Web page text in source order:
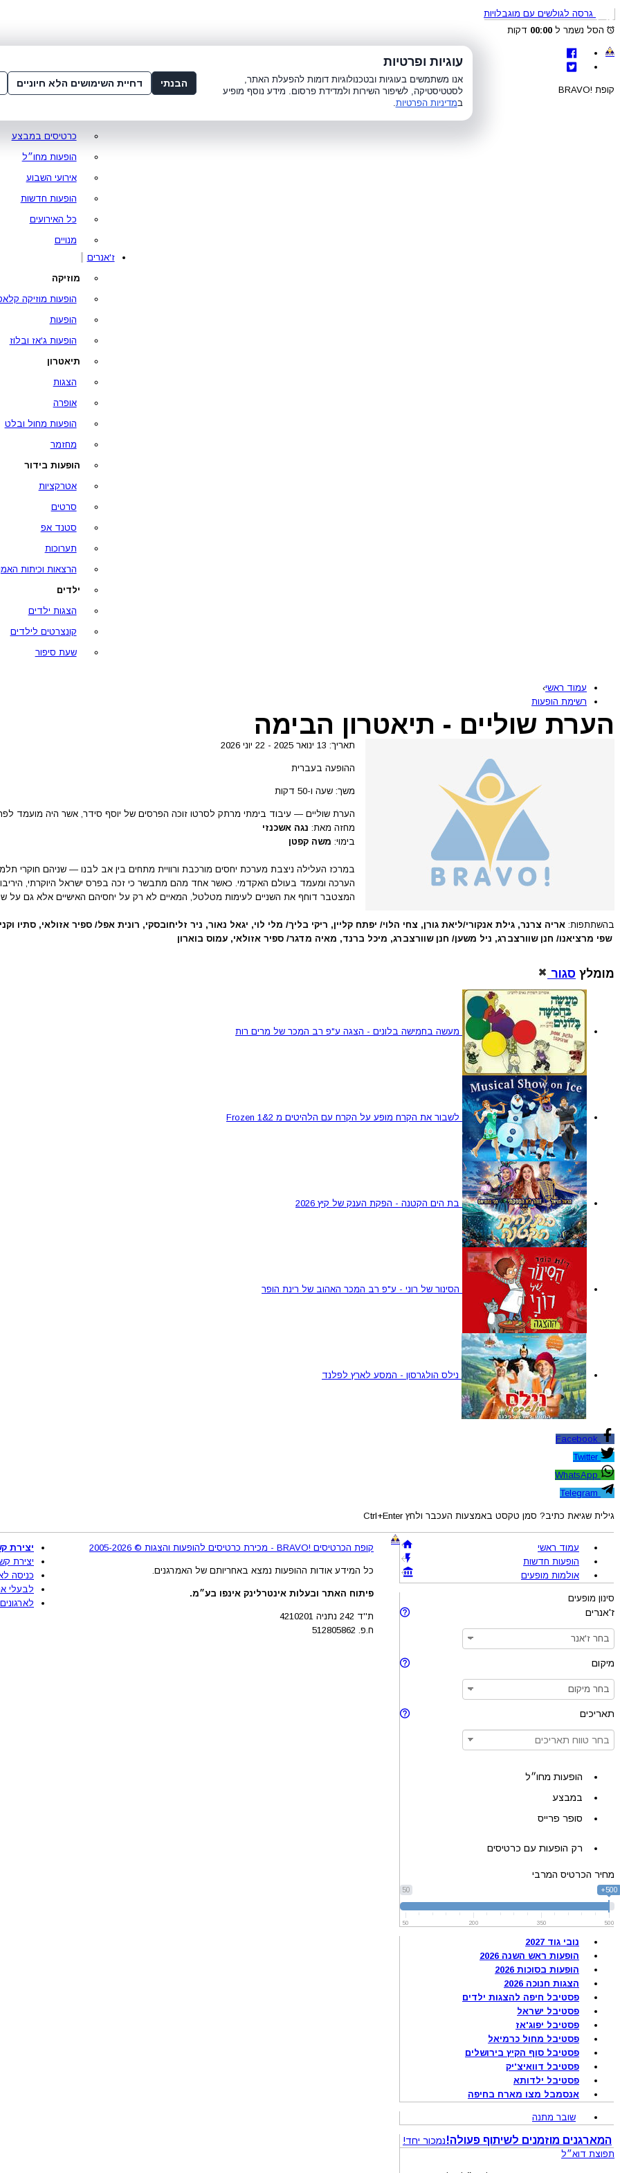
גרסה לגולשים עם מוגבלויות
הסל נשמר ל 00:00 דקות
קופת !BRAVO
עמוד ראשי
סופר פרייס
כרטיסים במבצע
הופעות מחו״ל
אירועי השבוע
הופעות חדשות
כל האירועים
מנויים
ז'אנרים
מוזיקה
הופעות מוזיקה
הופעות
הופעות ג'אז ובלוז
תיאטרון
הצגות
אופרה
הופעות מחול ובלט
מחזמר
הופעות בידור
אטרקציות
סרטים
סטנד אפ
תערוכות
הרצאות וכיתות
ילדים
הצגות ילדים
קונצרטים לילדים
שעת סיפור
עמוד ראשי›
רשימת הופעות
הערת שוליים - תיאטרון הבימה
תאריך: 13 ינואר 2025 - 22 יוני 2026
ההופעה בעברית
משך: שעה ו-50 דקות
הערת שוליים — עיבוד בימתי מרתק לסרטו זוכה הפרסים של יוסף סידר, אשר היה מועמד
מחזה מאת: נגה אשכנזי
בימוי: משה קפטן
במרכז העלילה ניצבת מערכת יחסים מורכבת ורוויית מתחים בין אב לבנו — שניהם
הערכה ומעמד בעולם האקדמי. כאשר אחד מהם מתבשר כי זכה בפרס ישראל היוקרתי,
המצטבר דוחף את השניים לעימות מטלטל, המאיים לא רק על יחסיהם האישיים אלא גם על
בהשתתפות: אריה צרנר, גילת אנקורי/ליאת גורן, צחי הלוי/ יפתח קליין, ריקי בליך/ מלי לוי, יגאל נאור, ניר זליחובסקי, רונית אפל/ ספיר אזולאי, סתיו
שפי מרציאנו/ חנן שוורצברג, ניל משען/ חנן שוורצברג, מיכל ברנד, מאיה מדגר/ ספיר אזולאי, עמוס בוארון​
מומלץ סגור
מעשה בחמישה בלונים - הצגה ע"פ רב המכר של מרים רות
לשבור את הקרח מופע על הקרח עם הלהיטים מ Frozen 1&2
בת הים הקטנה - הפקת הענק של קיץ 2026
הסינור של רוני - ע"פ רב המכר האהוב של רינת הופר
נילס הולגרסון - המסע לארץ לפלנד
גילית שגיאת כתיב? סמן טקסט באמצעות העכבר ולחץ Ctrl+Enter
עמוד ראשי
הופעות חדשות
אולמות מופעים
סינון מופעים
ז'אנרים
מיקום
תאריכים
הופעות מחו״ל
במבצע
סופר פרייס
רק הופעות עם כרטיסים
מחיר הכרטיס המרבי
50 500+
50 200 350 500
נובי גוד 2027
הופעות ראש השנה 2026
הופעות בסוכות 2026
הצגות חנוכה 2026
פסטיבל חיפה להצגות ילדים
פסטיבל ישראל
פסטיבל יפוג'אז
פסטיבל מחול כרמיאל
פסטיבל סוף הקיץ בירושלים
פסטיבל דוואיצ'יק
פסטיבל ילדותא
אנסמבל מצו מארח בחיפה
שובר מתנה
המארגנים מוזמנים לשיתוף פעולה!נמכור יחד!
תפוצת דוא״ל
קופת הכרטיסים !BRAVO - מכירת כרטיסים להופעות והצגות © 2005-2026
כל המידע אודות ההופעות נמצא באחריותם של האמרגנים.
פיתוח האתר ובעלות אינטרלינק אינפו בע״מ.
ת''ד 242 נתניה 4210201
ח.פ. 512805862
יצירת
יצירת
כניסה
לבעלי
עוגיות ופרטיות
אנו משתמשים בעוגיות ובטכנולוגיות דומות להפעלת האתר,
לסטטיסטיקה, לשיפור השירות ולמדידת פרסום. מידע נוסף מופיע
במדיניות הפרטיות.
הבנתי דחיית השימושים הלא חיוניים